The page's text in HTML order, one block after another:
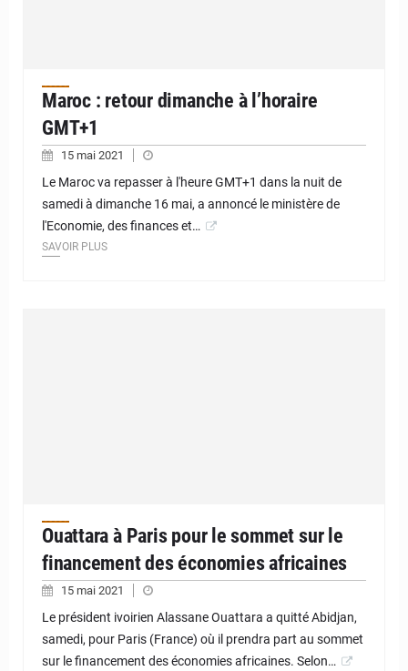
Maroc : retour dimanche à l’horaire
GMT+1
15 mai 2021
Le Maroc va repasser à l'heure GMT+1 dans la nuit de
samedi à dimanche 16 mai, a annoncé le ministère de
l'Economie, des finances et…
SAVOIR PLUS
Ouattara à Paris pour le sommet sur le
financement des économies africaines
15 mai 2021
Le président ivoirien Alassane Ouattara a quitté Abidjan,
samedi, pour Paris (France) où il prendra part au sommet
sur le financement des économies africaines. Selon…